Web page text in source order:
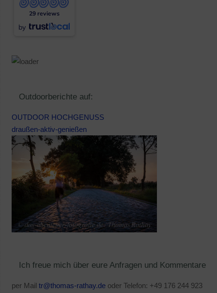
29 reviews
by
Outdoorberichte auf:
OUTDOOR HOCHGENUSS
draußen-aktiv-genießen
Ich freue mich über eure Anfragen und Kommentare
per Mail tr@thomas-rathay.deoder Telefon: +49 176 244 923